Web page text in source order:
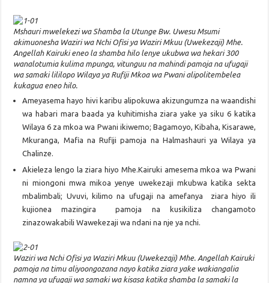
Mshauri mwelekezi wa Shamba la Utunge Bw. Uwesu Msumi
akimuonesha Waziri wa Nchi Ofisi ya Waziri Mkuu (Uwekezaji) Mhe.
Angellah Kairuki eneo la shamba hilo lenye ukubwa wa hekari 300
wanalotumia kulima mpunga, vitunguu na mahindi pamoja na ufugaji
wa samaki lililopo Wilaya ya Rufiji Mkoa wa Pwani alipolitembelea
kukagua eneo hilo.
Ameyasema hayo hivi karibu alipokuwa akizungumza na waandishi
wa habari mara baada ya kuhitimisha ziara yake ya siku 6 katika
Wilaya 6 za mkoa wa Pwani ikiwemo; Bagamoyo, Kibaha, Kisarawe,
Mkuranga, Mafia na Rufiji pamoja na Halmashauri ya Wilaya ya
Chalinze.
Akieleza lengo la ziara hiyo Mhe.Kairuki amesema mkoa wa Pwani
ni miongoni mwa mikoa yenye uwekezaji mkubwa katika sekta
mbalimbali; Uvuvi, kilimo na ufugaji na amefanya ziara hiyo ili
kujionea mazingira pamoja na kusikiliza changamoto
zinazowakabili Wawekezaji wa ndani na nje ya nchi.
Waziri wa Nchi Ofisi ya Waziri Mkuu (Uwekezaji) Mhe. Angellah Kairuki
pamoja na timu aliyoongozana nayo katika ziara yake wakiangalia
namna ya ufugaji wa samaki wa kisasa katika shamba la samaki la